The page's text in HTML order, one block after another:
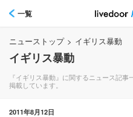
一覧
ニューストップ > イギリス暴動
イギリス暴動
『イギリス暴動』に関するニュース記
掲載しています。
2011年8月12日